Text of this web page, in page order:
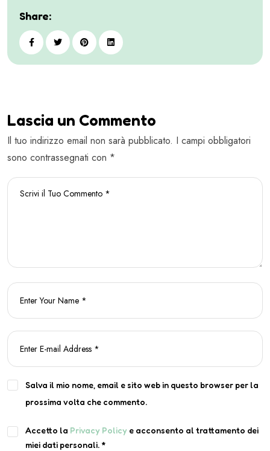
Share:
Lascia un Commento
Il tuo indirizzo email non sarà pubblicato. I campi obbligatori
sono contrassegnati con *
Salva il mio nome, email e sito web in questo browser per la
prossima volta che commento.
Accetto la Privacy Policy e acconsento al trattamento dei
miei dati personali. *